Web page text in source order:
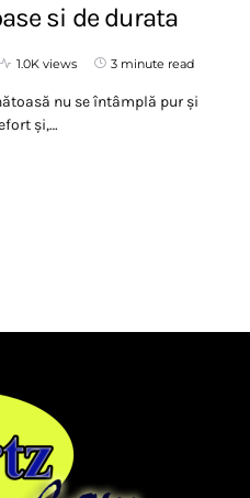
si de durata
1.0K views 3 minute read
nu se întâmplă pur și
și,…